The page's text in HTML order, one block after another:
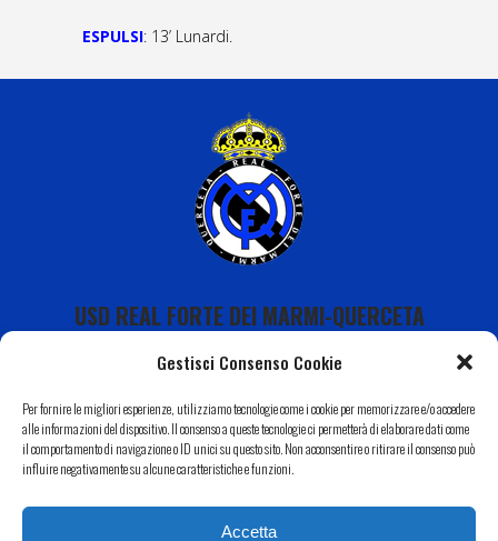
Gestisci Consenso Cookie
Per fornire le migliori esperienze, utilizziamo tecnologie come i cookie per memorizzare e/o accedere
alle informazioni del dispositivo. Il consenso a queste tecnologie ci permetterà di elaborare dati come
il comportamento di navigazione o ID unici su questo sito. Non acconsentire o ritirare il consenso può
influire negativamente su alcune caratteristiche e funzioni.
Accetta
ESPULSI: 13’ Lunardi.
USD REAL FORTE DEI MARMI-QUERCETA
Calendario
Il Nostro Territorio